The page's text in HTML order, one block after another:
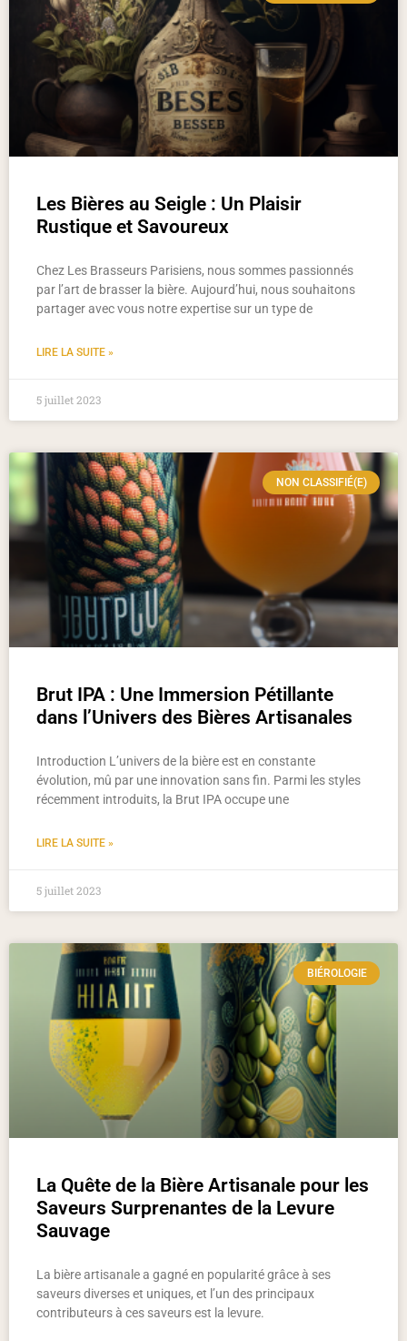
Les Bières au Seigle : Un Plaisir
Rustique et Savoureux
Chez Les Brasseurs Parisiens, nous sommes passionnés
par l’art de brasser la bière. Aujourd’hui, nous souhaitons
partager avec vous notre expertise sur un type de
LIRE LA SUITE »
5 juillet 2023
NON CLASSIFIÉ(E)
Brut IPA : Une Immersion Pétillante
dans l’Univers des Bières Artisanales
Introduction L’univers de la bière est en constante
évolution, mû par une innovation sans fin. Parmi les styles
récemment introduits, la Brut IPA occupe une
LIRE LA SUITE »
5 juillet 2023
BIÉROLOGIE
La Quête de la Bière Artisanale pour les
Saveurs Surprenantes de la Levure
Sauvage
La bière artisanale a gagné en popularité grâce à ses
saveurs diverses et uniques, et l’un des principaux
contributeurs à ces saveurs est la levure.